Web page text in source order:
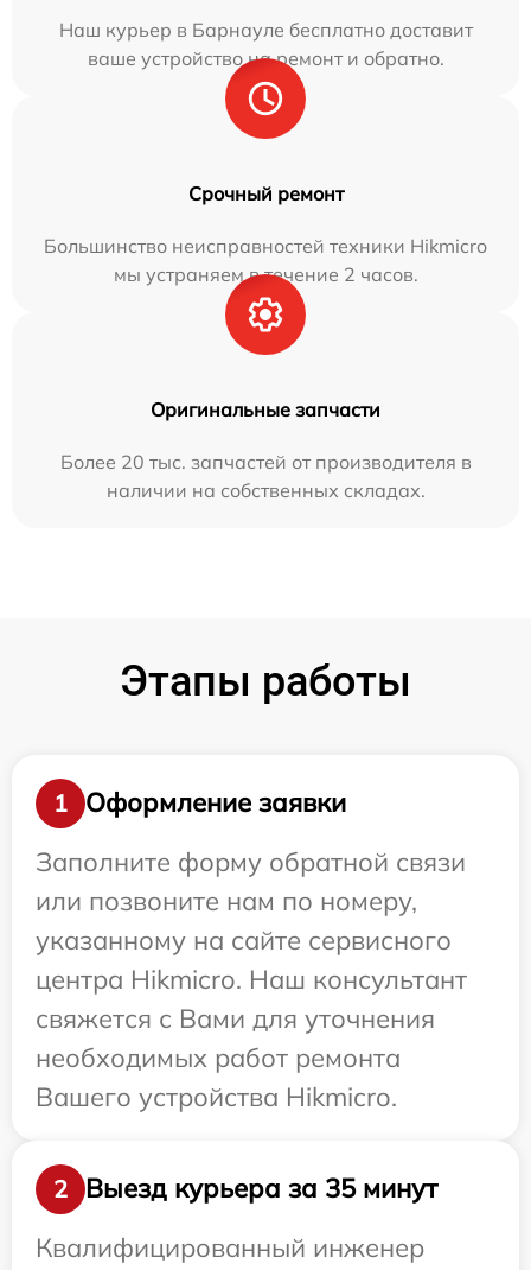
Наш курьер в Барнауле бесплатно доставит
ваше устройство на ремонт и обратно.
Срочный ремонт
Большинство неисправностей техники Hikmicro
мы устраняем в течение 2 часов.
Оригинальные запчасти
Более 20 тыс. запчастей от производителя в
наличии на собственных складах.
Этапы работы
1
Оформление заявки
Заполните форму обратной связи
или позвоните нам по номеру,
указанному на сайте сервисного
центра Hikmicro. Наш консультант
свяжется с Вами для уточнения
необходимых работ ремонта
Вашего устройства Hikmicro.
2
Выезд курьера за 35 минут
Квалифицированный инженер